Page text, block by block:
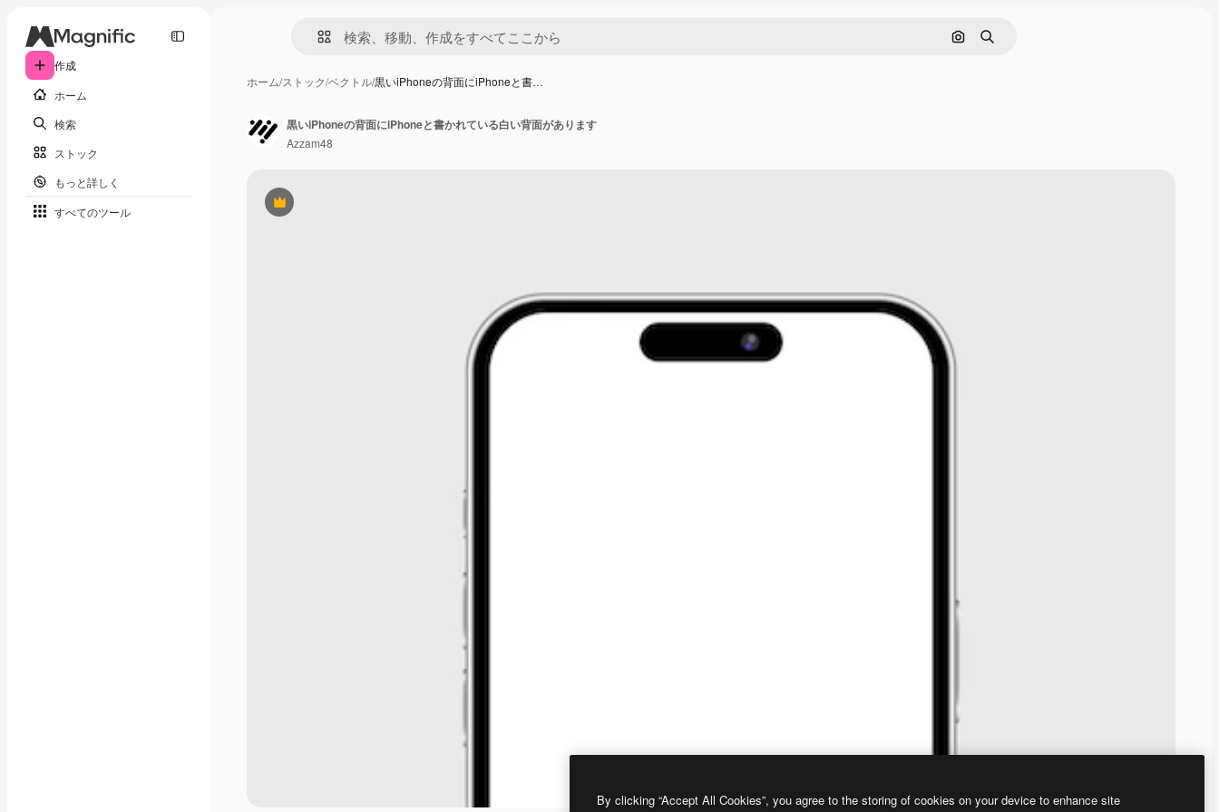
作成
ホーム
検索
ストック
もっと詳しく
すべてのツール
画像で検索
検索
ホーム/ストック/ベクトル/黒いiPhoneの背面にiPhoneと書…
Premium
黒いiPhoneの背面にiPhoneと書かれている白い背面があります
Azzam48
By clicking “Accept All Cookies”, you agree to the storing of cookies on your device to enhance site